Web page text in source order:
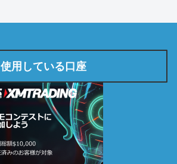
使用している口座